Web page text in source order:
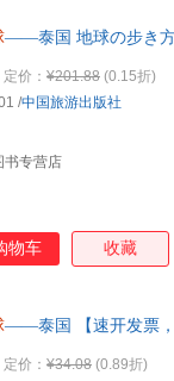
书中所刊登的信息或
据为基础而编辑成书
特别是酒店和餐厅的
——泰国 地球の步き方
定价： ¥201.88 (0.15折)
书专营店
/中国旅游出版社
物车 收藏
——泰国 【速开发票，
定价： ¥34.08 (0.89折)